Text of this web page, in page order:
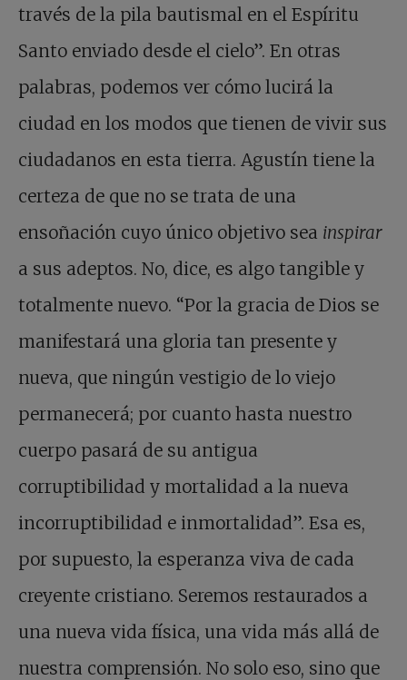
través de la pila bautismal en el Espíritu
Santo enviado desde el cielo”. En otras
palabras, podemos ver cómo lucirá la
ciudad en los modos que tienen de vivir sus
ciudadanos en esta tierra. Agustín tiene la
certeza de que no se trata de una
ensoñación cuyo único objetivo sea inspirar
a sus adeptos. No, dice, es algo tangible y
totalmente nuevo. “Por la gracia de Dios se
manifestará una gloria tan presente y
nueva, que ningún vestigio de lo viejo
permanecerá; por cuanto hasta nuestro
cuerpo pasará de su antigua
corruptibilidad y mortalidad a la nueva
incorruptibilidad e inmortalidad”. Esa es,
por supuesto, la esperanza viva de cada
creyente cristiano. Seremos restaurados a
una nueva vida física, una vida más allá de
nuestra comprensión. No solo eso, sino que